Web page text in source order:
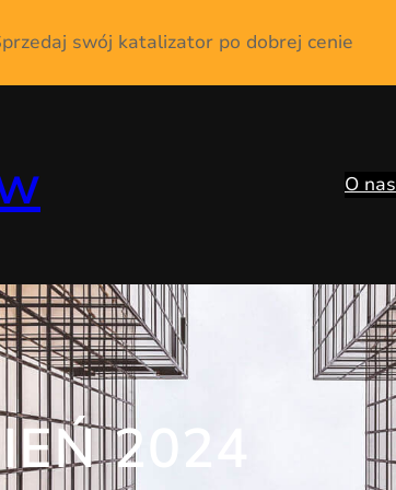
swój katalizator po dobrej cenie
O nas
2024